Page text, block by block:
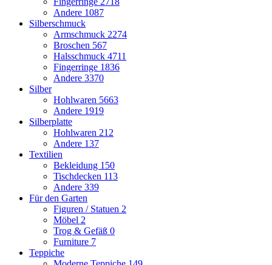
Andere 1087
Silberschmuck
Armschmuck 2274
Broschen 567
Halsschmuck 4711
Fingerringe 1836
Andere 3370
Silber
Hohlwaren 5663
Andere 1919
Silberplatte
Hohlwaren 212
Andere 137
Textilien
Bekleidung 150
Tischdecken 113
Andere 339
Für den Garten
Figuren / Statuen 2
Möbel 2
Trog & Gefäß 0
Furniture 7
Teppiche